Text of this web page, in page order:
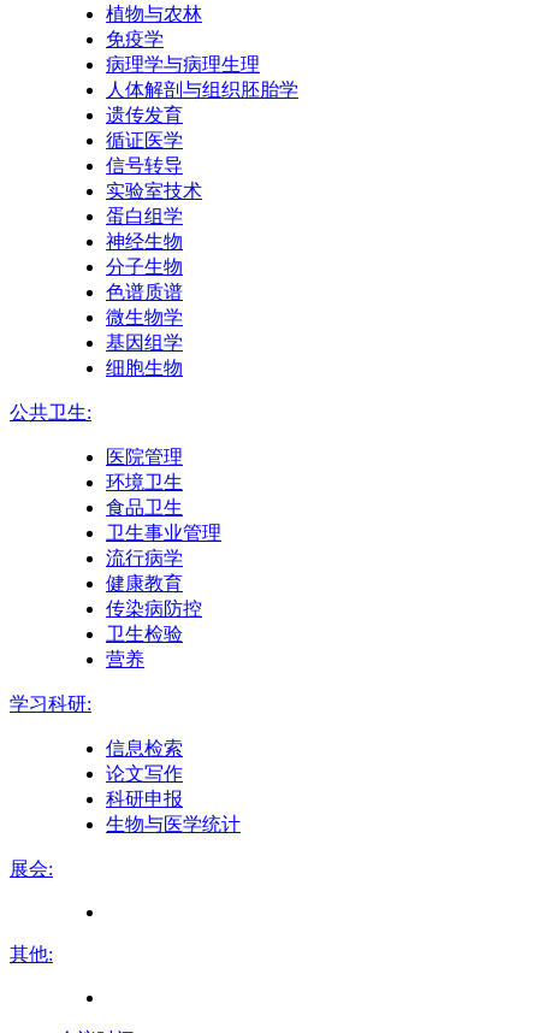
植物与农林
免疫学
病理学与病理生理
人体解剖与组织胚胎学
遗传发育
循证医学
信号转导
实验室技术
蛋白组学
神经生物
分子生物
色谱质谱
微生物学
基因组学
细胞生物
公共卫生:
医院管理
环境卫生
食品卫生
卫生事业管理
流行病学
健康教育
传染病防控
卫生检验
营养
学习科研:
信息检索
论文写作
科研申报
生物与医学统计
展会:
其他: